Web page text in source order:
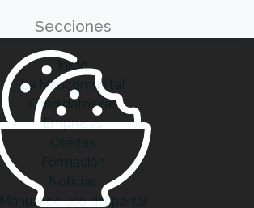
Secciones
Inicio
La Mancomunitat
Candidatos/as
Empresas
Ofertas
Formación
Noticias
Manual de uso del portal